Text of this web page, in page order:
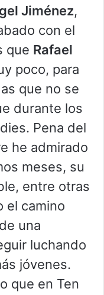
Jiménez,
con el
que Rafael
poco, para
que no se
durante los
Pena del
he admirado
meses, su
entre otras
el camino
una
luchando
jóvenes.
que en Ten